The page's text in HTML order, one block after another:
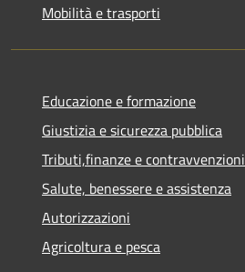
Mobilità e trasporti
Educazione e formazione
Giustizia e sicurezza pubblica
Tributi,finanze e contravvenzioni
Salute, benessere e assistenza
Autorizzazioni
Agricoltura e pesca